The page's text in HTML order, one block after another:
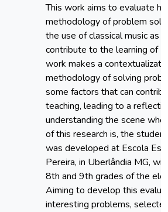
This work aims to evaluate
methodology of problem
the use of classical music as
contribute to the learning of
work makes a
methodology of solving
some factors that can
teaching, leading to a
understanding the scene
of this research is, the
was developed at Escola
Pereira, in Uberlândia MG,
8th and 9th grades of the
Aiming to develop this
interesting problems,